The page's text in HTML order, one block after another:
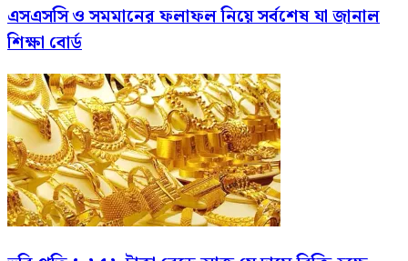
এসএসসি ও সমমানের ফলাফল নিয়ে সর্বশেষ যা জানাল
শিক্ষা বোর্ড